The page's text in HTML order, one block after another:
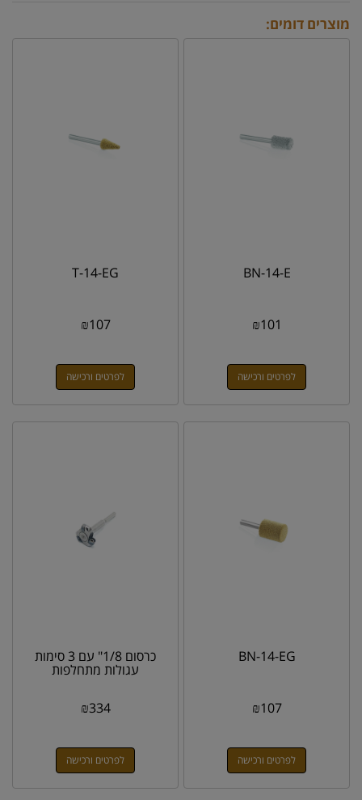
מוצרים דומים:
BN-14-E
₪101
לפרטים ורכישה
T-14-EG
₪107
לפרטים ורכישה
BN-14-EG
₪107
לפרטים ורכישה
כרסום 1/8" עם 3 סימות
עגולות מתחלפות
₪334
לפרטים ורכישה